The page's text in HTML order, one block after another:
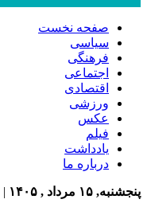
صفحه نخست
سیاسی
فرهنگی
اجتماعی
اقتصادی
ورزشی
عکس
فیلم
یادداشت
درباره ما
پنجشنبه, ۱۵ مرداد , ۱۴۰۵ |